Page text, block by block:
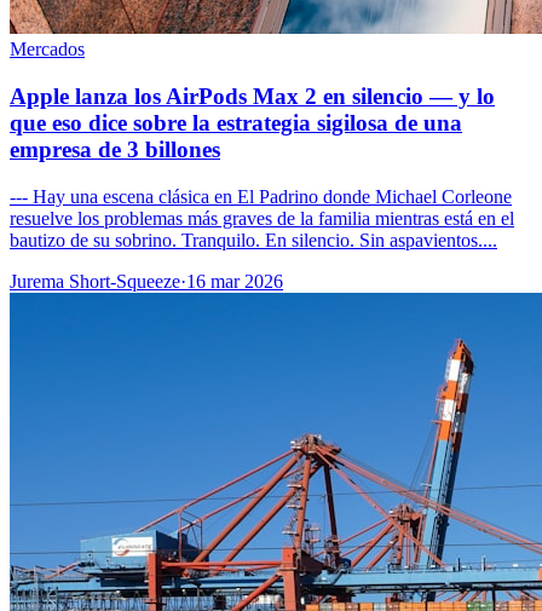
Mercados
Apple lanza los AirPods Max 2 en silencio — y lo
que eso dice sobre la estrategia sigilosa de una
empresa de 3 billones
--- Hay una escena clásica en El Padrino donde Michael Corleone
resuelve los problemas más graves de la familia mientras está en el
bautizo de su sobrino. Tranquilo. En silencio. Sin aspavientos....
Jurema Short-Squeeze·16 mar 2026